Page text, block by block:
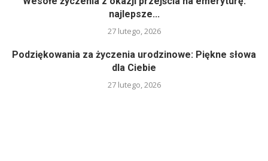
najlepsze...
27 lutego, 2026
Podziękowania za życzenia urodzinowe: Piękne słowa
dla Ciebie
27 lutego, 2026